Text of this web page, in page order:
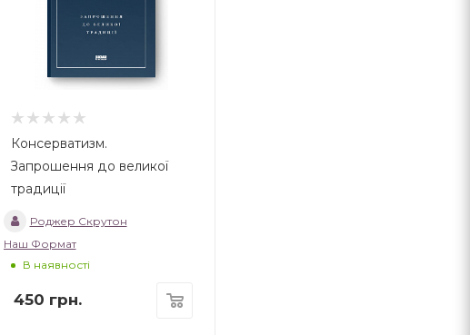
Консерватизм.
Запрошення до великої
традиції
Роджер Скрутон
Наш Формат
В наявності
450 грн.